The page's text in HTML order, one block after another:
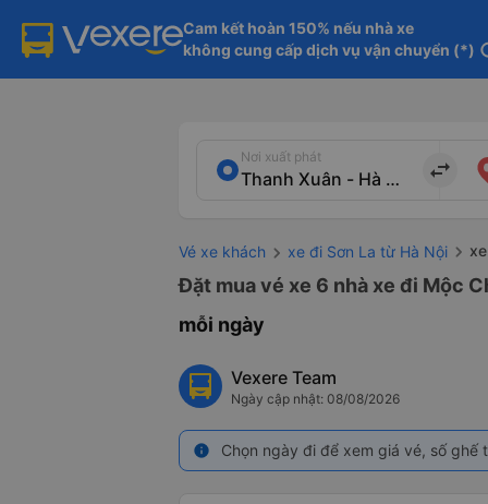
Cam kết hoàn 150% nếu nhà xe
không cung cấp dịch vụ vận chuyển (*)
Nơi xuất phát
import_export
Vé xe khách xe đi Sơn La từ Hà Nội
Đặt mua vé xe 6 nhà xe đi Mộc
mỗi ngày
Vexere Team
Ngày cập nhật: 08/08/2026
info Chọn ngày đi để xem giá vé, số